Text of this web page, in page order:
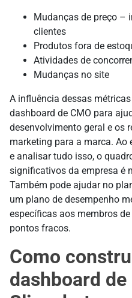
Mudanças de preço –
clientes
Produtos fora de
Atividades de
Mudanças no site
A influência dessas
dashboard de CMO para
desenvolvimento geral e os
marketing para a marca.
e analisar tudo isso, o
significativos da empresa é
Também pode ajudar no
um plano de desempenho
específicas aos membros
pontos fracos.
Como
dashboard de